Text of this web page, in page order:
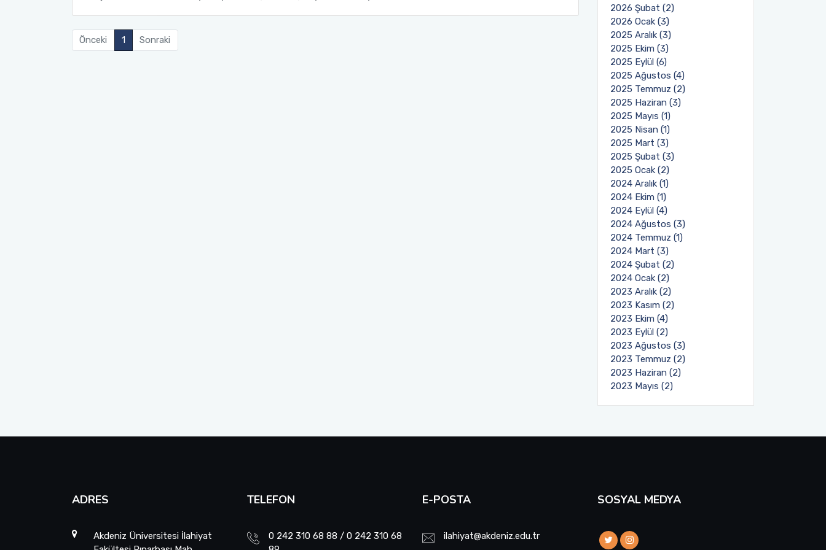
Önceki 1 Sonraki
2026 Şubat (2)
2026 Ocak (3)
2025 Aralık (3)
2025 Ekim (3)
2025 Eylül (6)
2025 Ağustos (4)
2025 Temmuz (2)
2025 Haziran (3)
2025 Mayıs (1)
2025 Nisan (1)
2025 Mart (3)
2025 Şubat (3)
2025 Ocak (2)
2024 Aralık (1)
2024 Ekim (1)
2024 Eylül (4)
2024 Ağustos (3)
2024 Temmuz (1)
2024 Mart (3)
2024 Şubat (2)
2024 Ocak (2)
2023 Aralık (2)
2023 Kasım (2)
2023 Ekim (4)
2023 Eylül (2)
2023 Ağustos (3)
2023 Temmuz (2)
2023 Haziran (2)
2023 Mayıs (2)
ADRES
Akdeniz Üniversitesi İlahiyat
TELEFON
0 242 310 68 88 / 0 242 310 68
E-POSTA
ilahiyat@akdeniz.edu.tr
SOSYAL MEDYA